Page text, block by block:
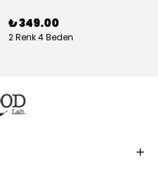
₺ 349.00
2 Renk 4 Beden